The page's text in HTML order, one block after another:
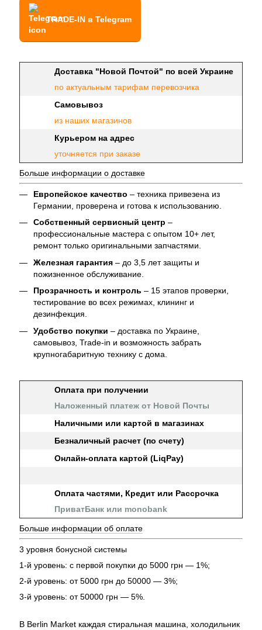
TRADE-IN в Telegram
Доставка "Новой Почтой" по всей Украине
по актуальным тарифам перевозчика
Самовывоз
из наших магазинов
Курьером на адрес
уточняется при заказе
Больше информации о доставке
Европейское качество – техника привезена из
Германии, проверена и готова к использованию.
Собственный сервисный центр –
профессиональные мастера с опытом 10+ лет,
ремонт только оригинальными запчастями.
Железная гарантия – до 3,5 лет защиты и
пожизненное обслуживание.
Прозрачность и контроль – 15 этапов проверки,
тестирование во всех режимах, клининг и
дезинфекция.
Удобство покупки – доставка по Украине,
самовывоз, Trade-in и возможность забрать
крупногабаритную технику с дома.
Оплата при получении
Наложенный платеж от Новой Почты
Наличными или картой в магазинах
Безналичный расчет (по счету)
Онлайн-оплата картой (LiqPay)
Оплата частями, Кредит или Рассрочка
ПриватБанк или monobank
Больше информации об оплате
3 уровня бонусной системы
1-й уровень: с первой покупки до 5000 грн — 1%;
2-й уровень: от 5000 грн до 50000 — 3%;
3-й уровень: от 50000 грн — 5%.
В Berlin Market каждая стиральная машина, холодильник